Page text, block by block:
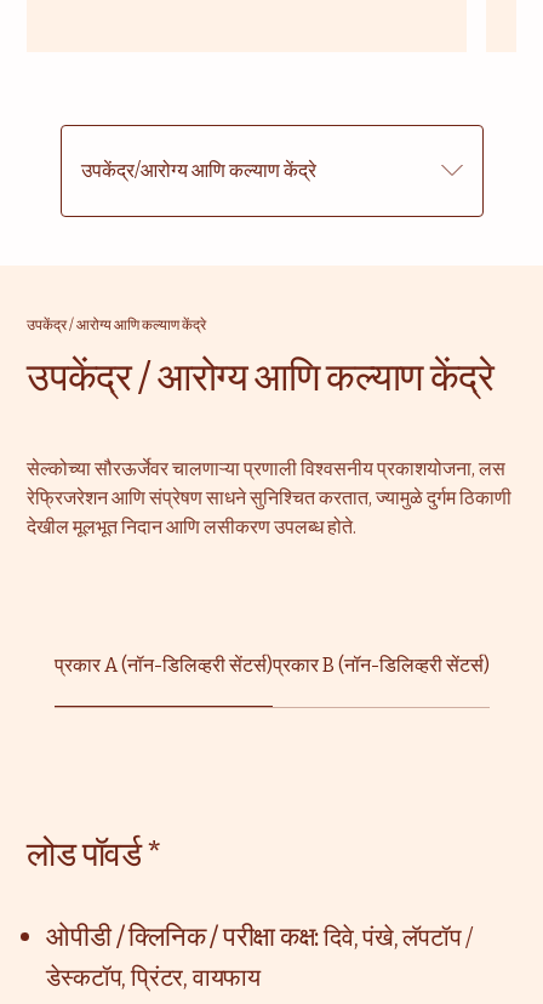
उपकेंद्र/आरोग्य आणि कल्याण केंद्रे
उपकेंद्र / आरोग्य आणि कल्याण केंद्रे
उपकेंद्र / आरोग्य आणि कल्याण केंद्रे
सेल्कोच्या सौरऊर्जेवर चालणाऱ्या प्रणाली विश्वसनीय प्रकाशयोजना, लस
रेफ्रिजरेशन आणि संप्रेषण साधने सुनिश्चित करतात, ज्यामुळे दुर्गम ठिकाणी
देखील मूलभूत निदान आणि लसीकरण उपलब्ध होते.
प्रकार A (नॉन-डिलिव्हरी सेंटर्स)प्रकार B (नॉन-डिलिव्हरी सेंटर्स)
लोड पॉवर्ड *
ओपीडी / क्लिनिक / परीक्षा कक्ष:दिवे, पंखे, लॅपटॉप /
डेस्कटॉप, प्रिंटर, वायफाय